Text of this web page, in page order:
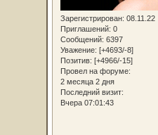
Зарегистрирован: 08.11.22
Приглашений: 0
Сообщений: 6397
Уважение: [+4693/-8]
Позитив: [+4966/-15]
Провел на форуме:
2 месяца 2 дня
Последний визит:
Вчера 07:01:43